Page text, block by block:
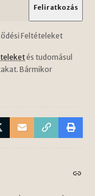
Feltételeket
és tudomásul
Bármikor